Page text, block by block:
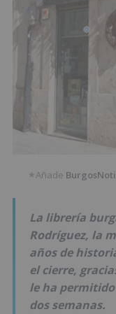
★ Añade
La librería
Rodríguez, la
años de
el cierre,
le ha permitido
dos semanas.